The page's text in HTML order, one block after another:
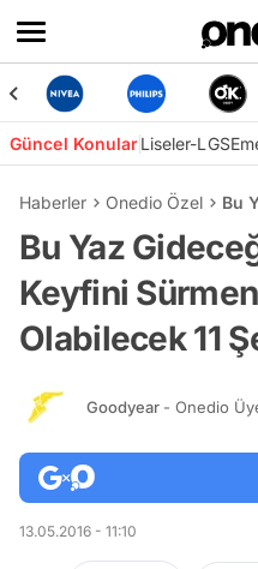
Güncel KonularLiseler-LGS
Haberler Onedio Özel Bu
Bu Yaz
Keyfini
Olabilecek 11
Goodyear - Onedio
13.05.2016 - 11:10